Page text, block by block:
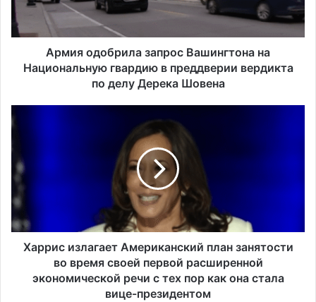
д
о
б
а
п
р
с
В
ш
Армия одобрила запрос Вашингтона на
Национальную гвардию в преддверии вердикта
по делу Дерека Шовена
а
р
и
з
л
Харрис излагает Американский план занятости
во время своей первой расширенной
экономической речи с тех пор как она стала
вице-президентом